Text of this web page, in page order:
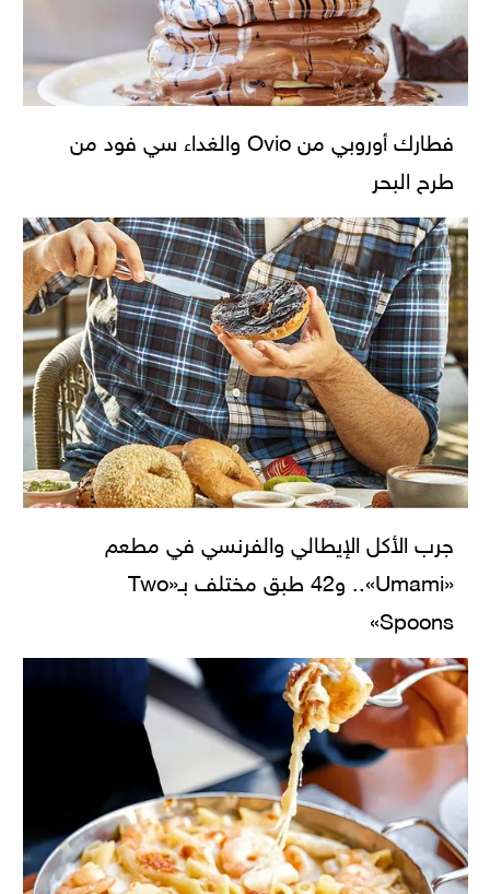
فطارك أوروبي من Ovio والغداء سي فود من
طرح البحر
جرب الأكل الإيطالي والفرنسي في مطعم
«Umami».. و42 طبق مختلف بـ«Two
Spoons»